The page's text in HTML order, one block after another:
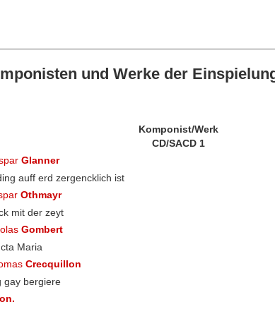
und Werke der
Komponist/Werk
CD/SACD 1
Glanner
auff erd zergencklich ist
Othmayr
mit der zeyt
Gombert
Maria
Crecquillon
gay bergiere